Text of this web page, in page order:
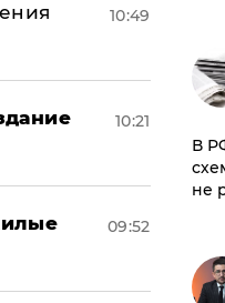
10:49
10:21
09:52
​В
не